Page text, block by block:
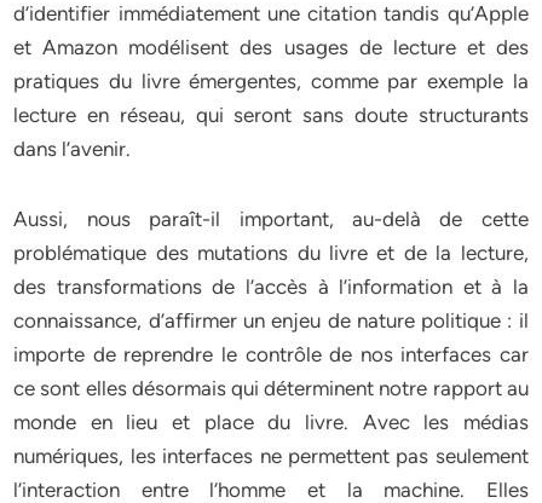
d’identifier immédiatement une citation tandis qu’Apple
et Amazon modélisent des usages de lecture et des
pratiques du livre émergentes, comme par exemple la
lecture en réseau, qui seront sans doute structurants
dans l’avenir.
Aussi, nous paraît-il important, au-delà de cette
problématique des mutations du livre et de la lecture,
des transformations de l’accès à l’information et à la
connaissance, d’affirmer un enjeu de nature politique : il
importe de reprendre le contrôle de nos interfaces car
ce sont elles désormais qui déterminent notre rapport au
monde en lieu et place du livre. Avec les médias
numériques, les interfaces ne permettent pas seulement
l’interaction entre l’homme et la machine. Elles